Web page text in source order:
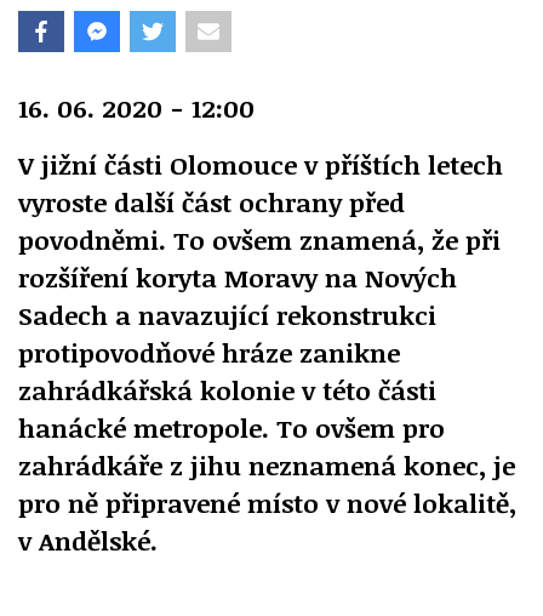
16. 06. 2020 - 12:00
V jižní části Olomouce v příštích letech
vyroste další část ochrany před
povodněmi. To ovšem znamená, že při
rozšíření koryta Moravy na Nových
Sadech a navazující rekonstrukci
protipovodňové hráze zanikne
zahrádkářská kolonie v této části
hanácké metropole. To ovšem pro
zahrádkáře z jihu neznamená konec, je
pro ně připravené místo v nové lokalitě,
v Andělské.